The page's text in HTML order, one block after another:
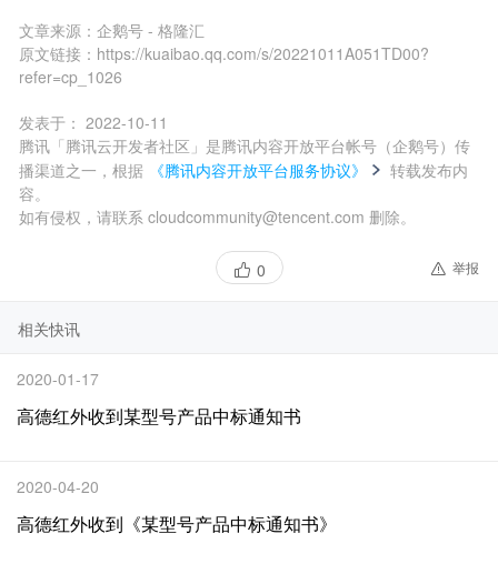
文章来源： 企鹅号 - 格隆汇
原文链接： https://kuaibao.qq.com/s/20221011A051TD00?
refer=cp_1026
发表于： 2022-10-11
腾讯「腾讯云开发者社区」是腾讯内容开放平台帐号（企鹅号）传
播渠道之一，根据
《腾讯内容开放平台服务协议》
转载发布内
容。
如有侵权，请联系 cloudcommunity@tencent.com 删除。
0 举报
相关快讯
2020-01-17
高德红外收到某型号产品中标通知书
2020-04-20
高德红外收到《某型号产品中标通知书》